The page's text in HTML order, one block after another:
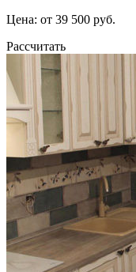
Цена: от 39 500 руб.
Рассчитать